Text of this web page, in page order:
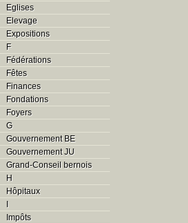
Eglises
Elevage
Expositions
F
Fédérations
Fêtes
Finances
Fondations
Foyers
G
Gouvernement BE
Gouvernement JU
Grand-Conseil bernois
H
Hôpitaux
I
Impôts